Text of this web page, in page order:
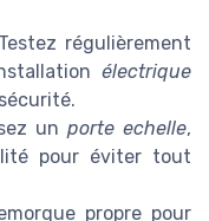
régulièrement
électrique
unporte echelle,
pour éviter tout
propre pour